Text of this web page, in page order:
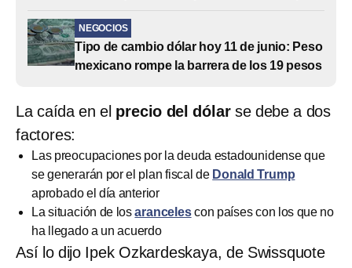
NEGOCIOS
Tipo de cambio dólar hoy 11 de junio: Peso
mexicano rompe la barrera de los 19 pesos
La caída en el precio del dólar se debe a dos
factores:
Las preocupaciones por la deuda estadounidense que
se generarán por el plan fiscal de Donald Trump
aprobado el día anterior
La situación de losarancelescon países con los que no
ha llegado a un acuerdo
Así lo dijo Ipek Ozkardeskaya, de Swissquote